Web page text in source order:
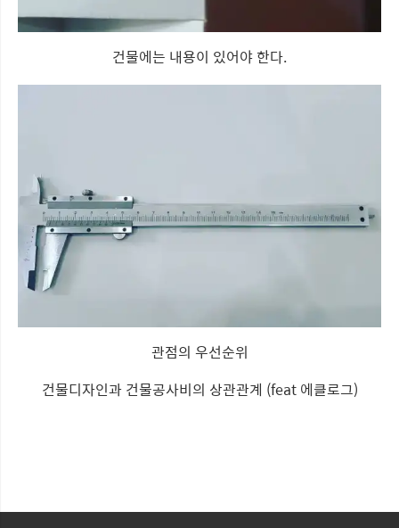
건물에는 내용이 있어야 한다.
관점의 우선순위
건물디자인과 건물공사비의 상관관계 (feat 에클로그)